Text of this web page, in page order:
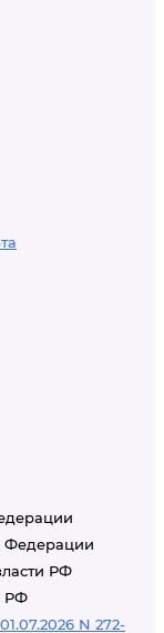
Федерации
РФ
РФ
N 272-